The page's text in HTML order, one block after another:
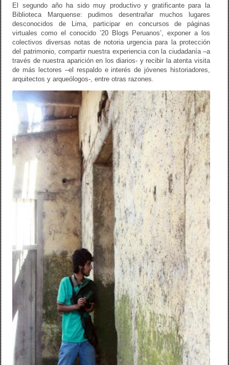
El segundo año ha sido muy productivo y gratificante para la
Biblioteca Marquense: pudimos desentrañar muchos lugares
desconocidos de Lima, participar en concursos de páginas
virtuales como el conocido ’20 Blogs Peruanos’, exponer a los
colectivos diversas notas de notoria urgencia para la protección
del patrimonio, compartir nuestra experiencia con la ciudadanía –a
través de nuestra aparición en los diarios- y recibir la atenta visita
de más lectores –el respaldo e interés de jóvenes historiadores,
arquitectos y arqueólogos-, entre otras razones.